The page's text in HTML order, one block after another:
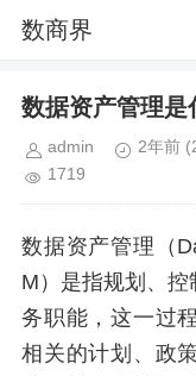
数商界
数据资产管理是
admin 2年前
1719
数据资产管理（
M）是指规划、
务职能，这一过
相关的计划、政